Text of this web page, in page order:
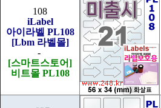
108
iLabel
아이라벨 PL108
[Lbm 라벨몰]
-
[스마트스토어]
비트몰 PL108